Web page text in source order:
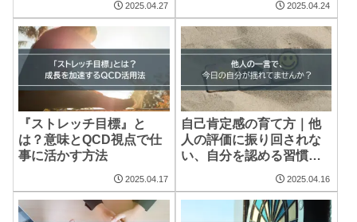
2025.04.27 2025.04.24
『ストレッチ目標』と
は？意味とQCD視点で仕
事に活かす方法
2025.04.17
自己肯定感の育て方｜他
人の評価に振り回されな
い、自分を認める習慣と
2025.04.16